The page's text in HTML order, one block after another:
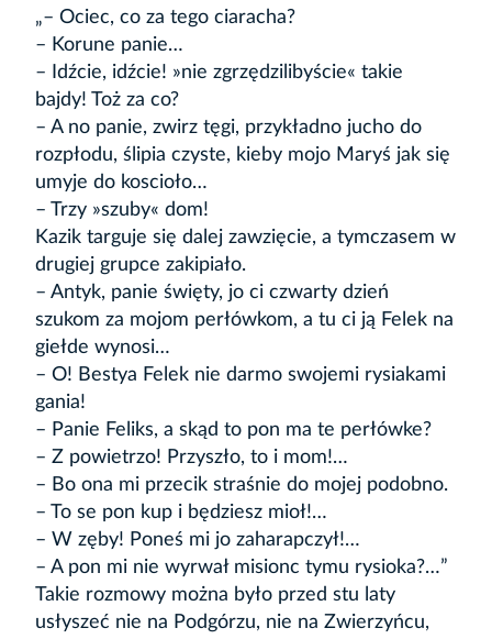
„– Ociec, co za tego ciaracha?
– Korune panie…
– Idźcie, idźcie! »nie zgrzędzilibyście« takie
bajdy! Toż za co?
– A no panie, zwirz tęgi, przykładno jucho do
rozpłodu, ślipia czyste, kieby mojo Maryś jak się
umyje do koscioło…
– Trzy »szuby« dom!
Kazik targuje się dalej zawzięcie, a tymczasem w
drugiej grupce zakipiało.
– Antyk, panie święty, jo ci czwarty dzień
szukom za mojom perłówkom, a tu ci ją Felek na
giełde wynosi…
– O! Bestya Felek nie darmo swojemi rysiakami
gania!
– Panie Feliks, a skąd to pon ma te perłówke?
– Z powietrzo! Przyszło, to i mom!…
– Bo ona mi przecik straśnie do mojej podobno.
– To se pon kup i będziesz mioł!…
– W zęby! Poneś mi jo zaharapczył!…
– A pon mi nie wyrwał misionc tymu rysioka?…”
Takie rozmowy można było przed stu laty
usłyszeć nie na Podgórzu, nie na Zwierzyńcu,